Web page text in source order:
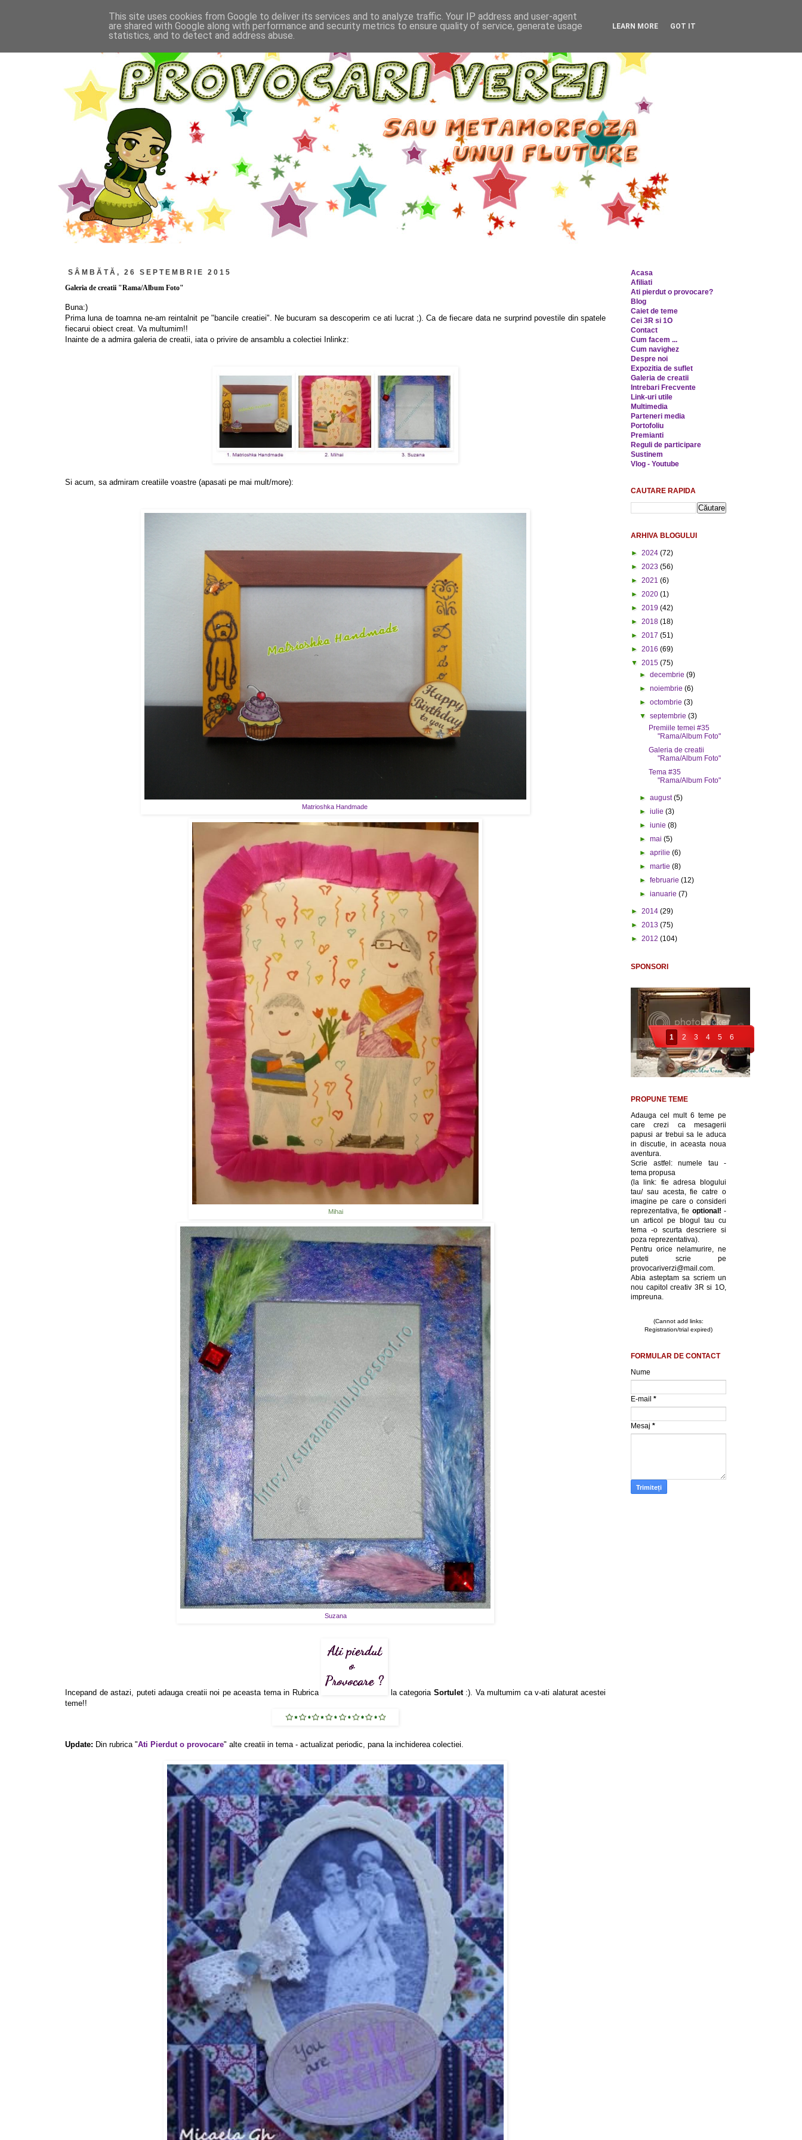
SÂMBĂTĂ, 26 SEPTEMBRIE 2015
Galeria de creatii "Rama/Album Foto"
Buna:)
Prima luna de toamna ne-am reintalnit pe "bancile creatiei". Ne bucuram sa descoperim ce ati lucrat ;). Ca de fiecare data ne surprind povestile din spatele
fiecarui obiect creat. Va multumim!!
Inainte de a admira galeria de creatii, iata o privire de ansamblu a colectiei Inlinkz:
Si acum, sa admiram creatiile voastre (apasati pe mai mult/more):
Matrioshka Handmade
Mihai
Suzana
Incepand de astazi, puteti adauga creatii noi pe aceasta tema in Rubrica la categoria Sortulet :). Va multumim ca v-ati alaturat acestei
teme!!
Update: Din rubrica "Ati Pierdut o provocare" alte creatii in tema - actualizat periodic, pana la inchiderea colectiei.
Acasa
Afiliati
Ati pierdut o provocare?
Blog
Caiet de teme
Cei 3R si 1O
Contact
Cum facem ...
Cum navighez
Despre noi
Expozitia de suflet
Galeria de creatii
Intrebari Frecvente
Link-uri utile
Multimedia
Parteneri media
Portofoliu
Premianti
Reguli de participare
Sustinem
Vlog - Youtube
CAUTARE RAPIDA
ARHIVA BLOGULUI
► 2024 (72)
► 2023 (56)
► 2021 (6)
► 2020 (1)
► 2019 (42)
► 2018 (18)
► 2017 (51)
► 2016 (69)
▼ 2015 (75)
►decembrie(9)
►noiembrie(6)
►octombrie(3)
▼septembrie(3)
Premiile temei #35
"Rama/Album Foto"
Galeria de creatii
"Rama/Album Foto"
Tema #35
"Rama/Album Foto"
►august(5)
►iulie(3)
►iunie(8)
►mai(5)
►aprilie(6)
►martie(8)
►februarie(12)
►ianuarie(7)
► 2014 (29)
► 2013 (75)
► 2012 (104)
SPONSORI
1 2 3 4 5 6
PROPUNE TEME
Adauga cel mult 6 teme pe
care crezi ca mesagerii
papusi ar trebui sa le aduca
in discutie, in aceasta noua
aventura.
Scrie astfel: numele tau -
tema propusa
(la link: fie adresa blogului
tau/ sau acesta, fie catre o
imagine pe care o consideri
reprezentativa, fie optional! -
un articol pe blogul tau cu
tema -o scurta descriere si
poza reprezentativa).
Pentru orice nelamurire, ne
puteti scrie pe
provocariverzi@mail.com.
Abia asteptam sa scriem un
nou capitol creativ 3R si 1O,
impreuna.
(Cannot add links:
Registration/trial expired)
FORMULAR DE CONTACT
Nume
E-mail *
Mesaj *
This site uses cookies from Google to deliver its services and to analyze traffic. Your IP address and user-agent
are shared with Google along with performance and security metrics to ensure quality of service, generate usage
statistics, and to detect and address abuse.
LEARN MORE GOT IT